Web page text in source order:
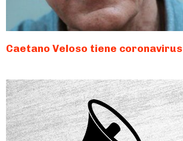
Caetano Veloso tiene coronavirus